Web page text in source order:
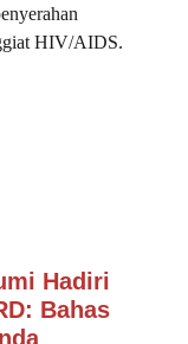
HIV/AIDS.
Hadiri
Bahas